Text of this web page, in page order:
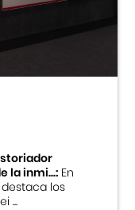
la inmi...:En
los
...